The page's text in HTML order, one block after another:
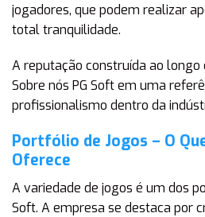
jogadores, que podem realizar
total tranquilidade.
A reputação construída ao
Sobre nós PG Soft em uma
profissionalismo dentro da
Portfólio de Jogos – O
Oferece
A variedade de jogos é um dos
Soft. A empresa se destaca por